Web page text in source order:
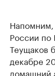
России по
Теущаков
декабре
домашний